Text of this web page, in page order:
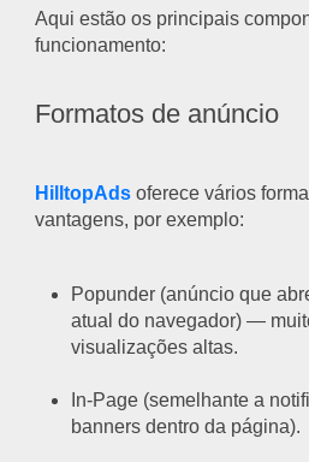
Aqui estão os principais
funcionamento:
Formatos de anúncio
HilltopAdsoferece vários
vantagens, por exemplo:
Popunder (anúncio que
atual do navegador) —
visualizações altas.
In-Page (semelhante a
banners dentro da página).